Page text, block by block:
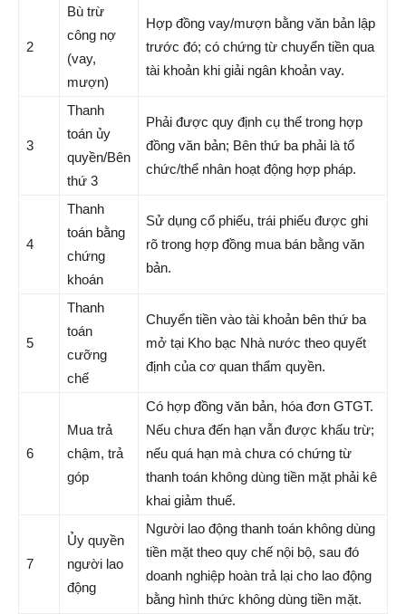
2
Bù trừ
công nợ
(vay,
mượn)
Hợp đồng vay/mượn bằng văn bản lập
trước đó; có chứng từ chuyển tiền qua
tài khoản khi giải ngân khoản vay.
3
Thanh
toán ủy
quyền/Bên
thứ 3
Phải được quy định cụ thể trong hợp
đồng văn bản; Bên thứ ba phải là tổ
chức/thể nhân hoạt động hợp pháp.
4
Thanh
toán bằng
chứng
khoán
Sử dụng cổ phiếu, trái phiếu được ghi
rõ trong hợp đồng mua bán bằng văn
bản.
5
Thanh
toán
cưỡng
chế
Chuyển tiền vào tài khoản bên thứ ba
mở tại Kho bạc Nhà nước theo quyết
định của cơ quan thẩm quyền.
6
Mua trả
chậm, trả
góp
Có hợp đồng văn bản, hóa đơn GTGT.
Nếu chưa đến hạn vẫn được khấu trừ;
nếu quá hạn mà chưa có chứng từ
thanh toán không dùng tiền mặt phải kê
khai giảm thuế.
7
Ủy quyền
người lao
động
Người lao động thanh toán không dùng
tiền mặt theo quy chế nội bộ, sau đó
doanh nghiệp hoàn trả lại cho lao động
bằng hình thức không dùng tiền mặt.